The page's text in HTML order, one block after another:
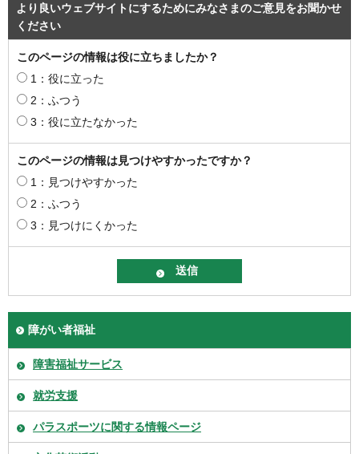
より良いウェブサイトにするためにみなさまのご意見をお聞かせ
ください
このページの情報は役に立ちましたか？
1：役に立った
2：ふつう
3：役に立たなかった
このページの情報は見つけやすかったですか？
1：見つけやすかった
2：ふつう
3：見つけにくかった
障がい者福祉
障害福祉サービス
就労支援
パラスポーツに関する情報ページ